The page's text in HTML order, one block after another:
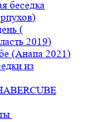
беседка
(
2019)
(Анапа 2021)
из